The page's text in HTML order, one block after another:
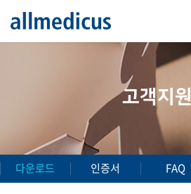
고객지원
다운로드 인증서 FAQ